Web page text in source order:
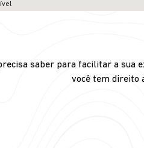
saber para facilitar a sua
você tem direito